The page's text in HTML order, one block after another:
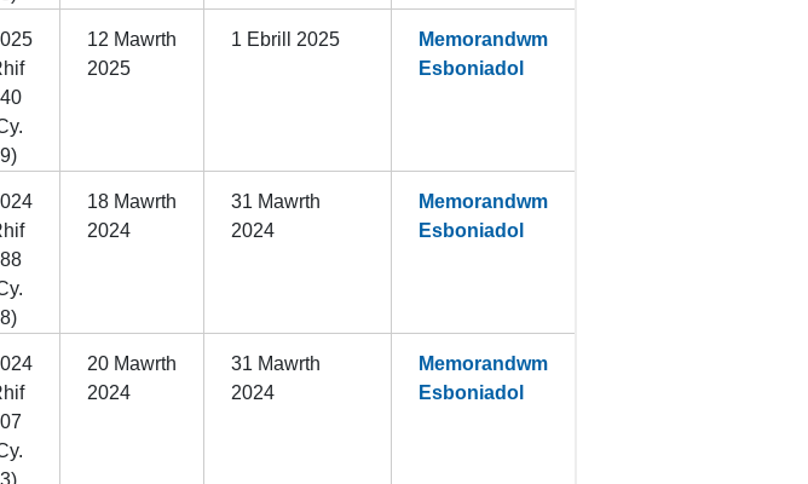
12 Mawrth
2025
1 Ebrill 2025
Memorandwm
Esboniadol
18 Mawrth
2024
31 Mawrth
2024
Memorandwm
Esboniadol
20 Mawrth
2024
31 Mawrth
2024
Memorandwm
Esboniadol